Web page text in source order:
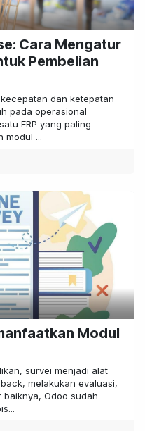
Cara Mengatur
Pembelian
dan ketepatan
pada operasional
ERP yang paling
modul ...
Modul
survei menjadi alat
melakukan evaluasi,
baiknya, Odoo sudah